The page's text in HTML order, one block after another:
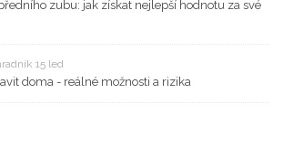
zubu: jak získat nejlepší hodnotu za své
15 led
doma - reálné možnosti a rizika